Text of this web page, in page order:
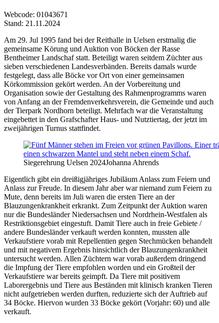
Webcode: 01043671
Stand: 21.11.2024
Am 29. Jul 1995 fand bei der Reithalle in Uelsen erstmalig die
gemeinsame Körung und Auktion von Böcken der Rasse
Bentheimer Landschaf statt. Beteiligt waren seitdem Züchter aus
sieben verschiedenen Landesverbänden. Bereits damals wurde
festgelegt, dass alle Böcke vor Ort von einer gemeinsamen
Körkommission gekört werden. An der Vorbereitung und
Organisation sowie der Gestaltung des Rahmenprogramms waren
von Anfang an der Fremdenverkehrsverein, die Gemeinde und auch
der Tierpark Nordhorn beteiligt. Mehrfach war die Veranstaltung
eingebettet in den Grafschafter Haus- und Nutztiertag, der jetzt im
zweijährigen Turnus stattfindet.
Siegerehrung Uelsen 2024Johanna Ahrends
Eigentlich gibt ein dreißigjähriges Jubiläum Anlass zum Feiern und
Anlass zur Freude. In diesem Jahr aber war niemand zum Feiern zu
Mute, denn bereits im Juli waren die ersten Tiere an der
Blauzungenkrankheit erkrankt. Zum Zeitpunkt der Auktion waren
nur die Bundesländer Niedersachsen und Nordrhein-Westfalen als
Restriktionsgebiet eingestuft. Damit Tiere auch in freie Gebiete /
andere Bundesländer verkauft werden konnten, mussten alle
Verkaufstiere vorab mit Repellentien gegen Stechmücken behandelt
und mit negativem Ergebnis hinsichtlich der Blauzungenkrankheit
untersucht werden. Allen Züchtern war vorab außerdem dringend
die Impfung der Tiere empfohlen worden und ein Großteil der
Verkaufstiere war bereits geimpft. Da Tiere mit positivem
Laborergebnis und Tiere aus Beständen mit klinisch kranken Tieren
nicht aufgetrieben werden durften, reduzierte sich der Auftrieb auf
34 Böcke. Hiervon wurden 33 Böcke gekört (Vorjahr: 60) und alle
verkauft.